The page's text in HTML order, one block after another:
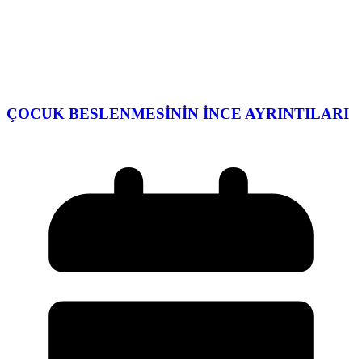
ÇOCUK BESLENMESİNİN İNCE AYRINTILARI